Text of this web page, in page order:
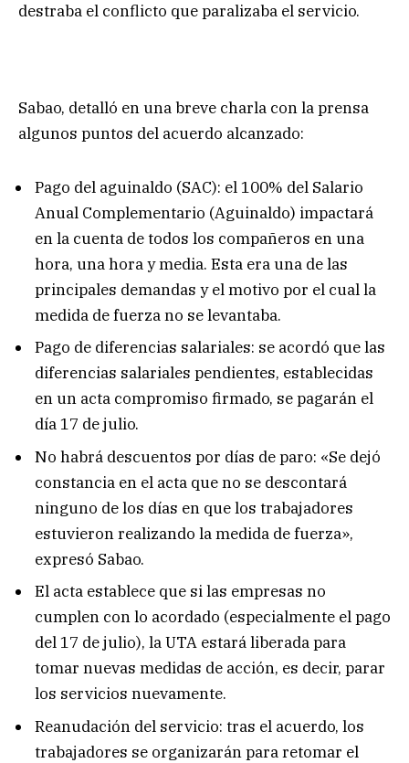
destraba el conflicto que paralizaba el servicio.
Sabao, detalló en una breve charla con la prensa
algunos puntos del acuerdo alcanzado:
Pago del aguinaldo (SAC): el 100% del Salario
Anual Complementario (Aguinaldo) impactará
en la cuenta de todos los compañeros en una
hora, una hora y media. Esta era una de las
principales demandas y el motivo por el cual la
medida de fuerza no se levantaba.
Pago de diferencias salariales: se acordó que las
diferencias salariales pendientes, establecidas
en un acta compromiso firmado, se pagarán el
día 17 de julio.
No habrá descuentos por días de paro: «Se dejó
constancia en el acta que no se descontará
ninguno de los días en que los trabajadores
estuvieron realizando la medida de fuerza»,
expresó Sabao.
El acta establece que si las empresas no
cumplen con lo acordado (especialmente el pago
del 17 de julio), la UTA estará liberada para
tomar nuevas medidas de acción, es decir, parar
los servicios nuevamente.
Reanudación del servicio: tras el acuerdo, los
trabajadores se organizarán para retomar el